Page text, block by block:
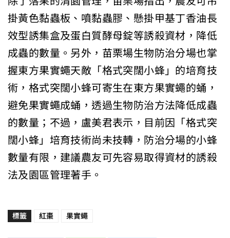
掛黃色黏蟲板、噴黏蟲膠、懸掛甲基丁香油長
效型誘集盒及蛋白質酵母錠等誘殺資材，降低
成蟲的數量。另外，苗栗場生物防治分場也掌
握東方果實蠅天敵「格式突闊小蜂」的培育技
術，格式突闊小蜂可寄生在東方果實蠅的蛹，
避免果實蠅成蛹，透過生物防治方法降低成蟲
的數量；不過，盧美君表示，目前因「格式突
闊小蜂」培育技術尚未技轉，防治分場的小蜂
數量有限，建議農友可先容易取得資材的誘殺
法及園區管理著手。
標籤 紅棗 果實蠅